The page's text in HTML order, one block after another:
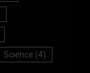
Science (4)